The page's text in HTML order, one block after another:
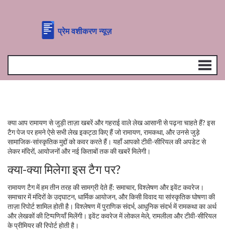
क्या आप रामायण से जुड़ी ताज़ा खबरें और गहराई वाले लेख आसानी से पढ़ना चाहते हैं? इस
टैग पेज पर हमने ऐसे सभी लेख इकट्ठा किए हैं जो रामायण, रामकथा, और उनसे जुड़े
सामाजिक-सांस्कृतिक मुद्दों को कवर करते हैं। यहाँ आपको टीवी-सीरियल की अपडेट से
लेकर मंदिरों, आयोजनों और नई किताबों तक की खबरें मिलेगी।
क्या-क्या मिलेगा इस टैग पर?
रामायण टैग में हम तीन तरह की सामग्री देते हैं: समाचार, विश्लेषण और इवेंट कवरेज।
समाचार में मंदिरों के उद्घाटन, धार्मिक आयोजन, और किसी विवाद या सांस्कृतिक घोषणा की
ताज़ा रिपोर्ट शामिल होती है। विश्लेषण में पुराणिक संदर्भ, आधुनिक संदर्भ में रामकथा का अर्थ
और लेखकों की टिप्पणियाँ मिलेंगी। इवेंट कवरेज में लोकल मेले, रामलीला और टीवी-सीरियल
के प्रीमियर की रिपोर्ट होती है।